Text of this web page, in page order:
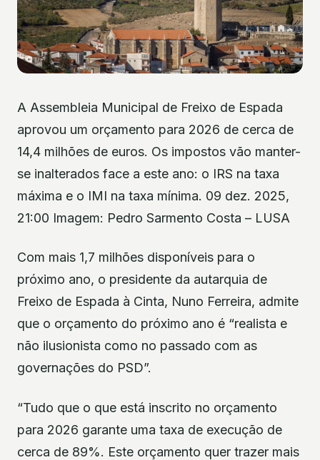
A Assembleia Municipal de Freixo de Espada
aprovou um orçamento para 2026 de cerca de
14,4 milhões de euros. Os impostos vão manter-
se inalterados face a este ano: o IRS na taxa
máxima e o IMI na taxa mínima. 09 dez. 2025,
21:00 Imagem: Pedro Sarmento Costa – LUSA
Com mais 1,7 milhões disponíveis para o
próximo ano, o presidente da autarquia de
Freixo de Espada à Cinta, Nuno Ferreira, admite
que o orçamento do próximo ano é “realista e
não ilusionista como no passado com as
governações do PSD”.
“Tudo que o que está inscrito no orçamento
para 2026 garante uma taxa de execução de
cerca de 89%. Este orçamento quer trazer mais